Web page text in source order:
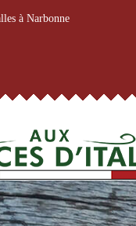
à Narbonne